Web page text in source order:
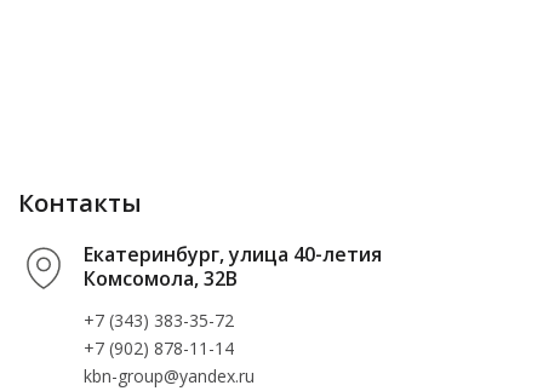
Контакты
Екатеринбург, улица 40-летия
Комсомола, 32В
+7 (343) 383-35-72
+7 (902) 878-11-14
kbn-group@yandex.ru